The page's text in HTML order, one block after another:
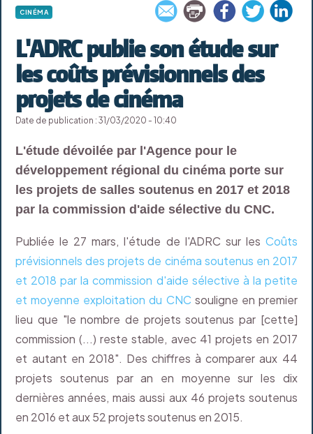
CINÉMA
L'ADRC publie son étude sur
les coûts prévisionnels des
projets de cinéma
Date de publication : 31/03/2020 - 10:40
L'étude dévoilée par l'Agence pour le
développement régional du cinéma porte sur
les projets de salles soutenus en 2017 et 2018
par la commission d'aide sélective du CNC.
Publiée le 27 mars, l'étude de l'ADRC sur les Coûts
prévisionnels des projets de cinéma soutenus en 2017
et 2018 par la commission d'aide sélective à la petite
et moyenne exploitation du CNC souligne en premier
lieu que "le nombre de projets soutenus par [cette]
commission (...) reste stable, avec 41 projets en 2017
et autant en 2018". Des chiffres à comparer aux 44
projets soutenus par an en moyenne sur les dix
dernières années, mais aussi aux 46 projets soutenus
en 2016 et aux 52 projets soutenus en 2015.